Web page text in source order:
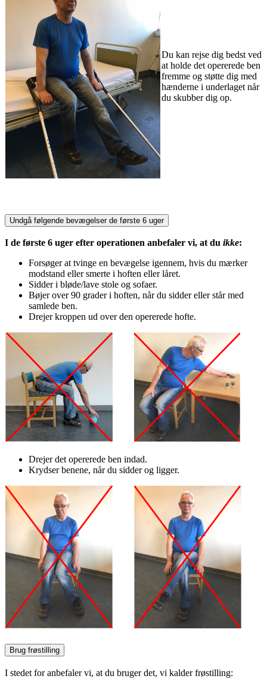
Du kan rejse dig bedst ved
at holde det opererede ben
fremme og støtte dig med
hænderne i underlaget når
du skubber dig op.
Undgå følgende bevægelser de første 6 uger
I de første 6 uger efter operationen anbefaler vi, at du ikke:
Forsøger at tvinge en bevægelse igennem, hvis du mærker
modstand eller smerte i hoften eller låret.
Sidder i bløde/lave stole og sofaer.
Bøjer over 90 grader i hoften, når du sidder eller står med
samlede ben.
Drejer kroppen ud over den opererede hofte.
Drejer det opererede ben indad.
Krydser benene, når du sidder og ligger.
Brug frøstilling
I stedet for anbefaler vi, at du bruger det, vi kalder frøstilling: